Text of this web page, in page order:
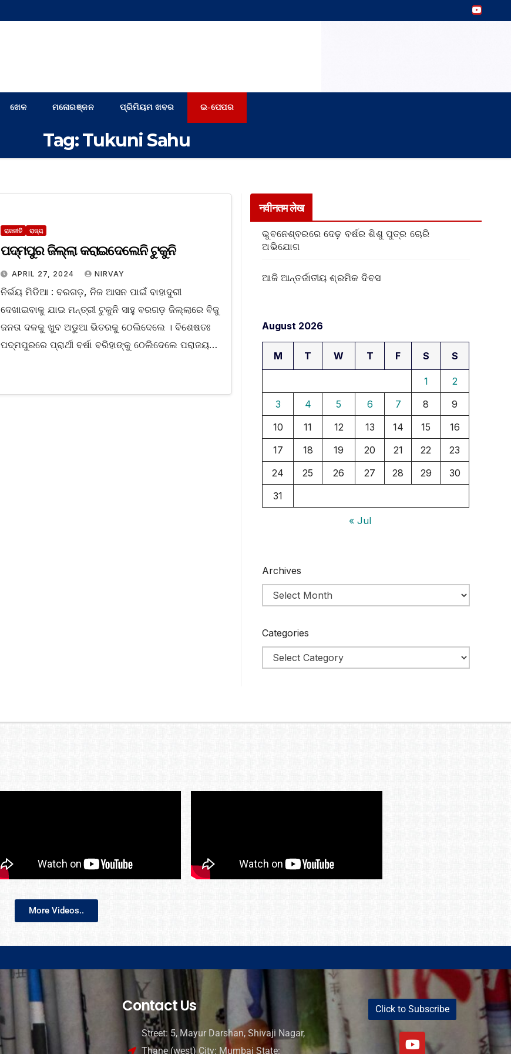
ଖେଳ ମନୋରଞ୍ଜନ ପ୍ରିମିୟମ ଖବର ଇ-ପେପର
Tag:Tukuni Sahu
ରାଜନୀତି ରାଜ୍ୟ
ପଦ୍ମପୁର ଜିଲ୍ଲା କରାଇଦେଲେନି ଟୁକୁନି
APRIL 27, 2024 NIRVAY
ନିର୍ଭୟ ମିଡିଆ : ବରଗଡ଼, ନିଜ ଆସନ ପାଇଁ ବାହାଦୁରୀ
ଦେଖାଇବାକୁ ଯାଇ ମନ୍ତ୍ରୀ ଟୁକୁନି ସାହୁ ବରଗଡ଼ ଜିଲ୍ଲାରେ ବିଜୁ
ଜନତା ଦଳକୁ ଖୁବ ଅଡୁଆ ଭିତରକୁ ଠେଲିଦେଲେ । ବିଶେଷତଃ
ପଦ୍ମପୁରରେ ପ୍ରାର୍ଥୀ ବର୍ଷା ବରିହାଙ୍କୁ ଠେଲିଦେଲେ ପରାଜୟ…
नवीनतम लेख
ଭୁବନେଶ୍ବରରେ ଦେଢ଼ ବର୍ଷର ଶିଶୁ ପୁତ୍ର ଚୋରି
ଅଭିଯୋଗ
ଆଜି ଆନ୍ତର୍ଜାତୀୟ ଶ୍ରମିକ ଦିବସ
August 2026
M T W T F S S
1
2
3
4 5 6 7 8
9
10
11 12 13 14 15
16
17
18 19 20 21 22
23
24
25 26 27 28 29
30
31
« Jul
Archives
Categories
More Videos..
Contact Us
Street: 5, Mayur Darshan, Shivaji Nagar,
Thane (west) City: Mumbai State:
Click to Subscribe